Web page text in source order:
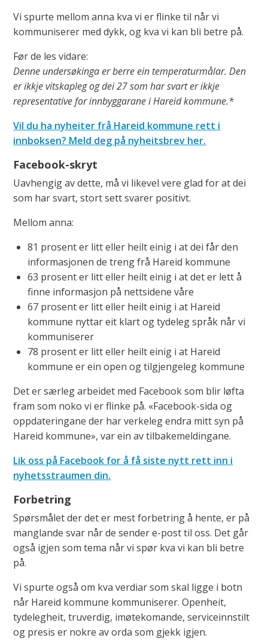
Vi spurte mellom anna kva vi er flinke til når vi
kommuniserer med dykk, og kva vi kan bli betre på.
Før de les vidare:
Denne undersøkinga er berre ein temperaturmålar. Den
er ikkje vitskapleg og dei 27 som har svart er ikkje
representative for innbyggarane i Hareid kommune.*
Vil du ha nyheiter frå Hareid kommune rett i
innboksen? Meld deg på nyheitsbrev her.
Facebook-skryt
Uavhengig av dette, må vi likevel vere glad for at dei
som har svart, stort sett svarer positivt.
Mellom anna:
81 prosent er litt eller heilt einig i at dei får den
informasjonen de treng frå Hareid kommune
63 prosent er litt eller heilt einig i at det er lett å
finne informasjon på nettsidene våre
67 prosent er litt eller heilt einig i at Hareid
kommune nyttar eit klart og tydeleg språk når vi
kommuniserer
78 prosent er litt eller heilt einig i at Hareid
kommune er ein open og tilgjengeleg kommune
Det er særleg arbeidet med Facebook som blir løfta
fram som noko vi er flinke på. «Facebook-sida og
oppdateringane der har verkeleg endra mitt syn på
Hareid kommune», var ein av tilbakemeldingane.
Lik oss på Facebook for å få siste nytt rett inn i
nyhetsstraumen din.
Forbetring
Spørsmålet der det er mest forbetring å hente, er på
manglande svar når de sender e-post til oss. Det går
også igjen som tema når vi spør kva vi kan bli betre
på.
Vi spurte også om kva verdiar som skal ligge i botn
når Hareid kommune kommuniserer. Openheit,
tydelegheit, truverdig, imøtekomande, serviceinnstilt
og presis er nokre av orda som gjekk igjen.